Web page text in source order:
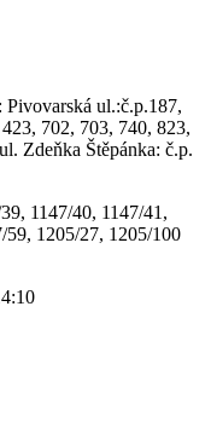
ul.:č.p.187,
702, 703, 740, 823,
Zdeňka Štěpánka: č.p.
1147/40, 1147/41,
59, 1205/27, 1205/100